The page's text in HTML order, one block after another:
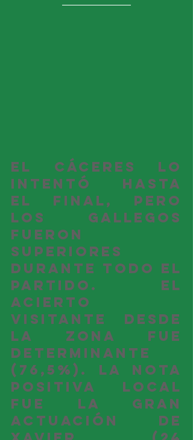
El Cáceres lo
intentó hasta
el final, pero
los gallegos
fueron
superiores
durante todo el
partido. El
acierto
visitante desde
la zona fue
determinante
(76,5%). La nota
positiva local
fue la gran
actuación de